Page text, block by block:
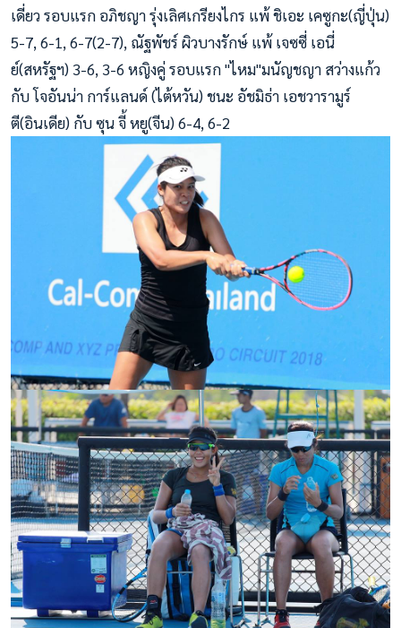
เดี่ยว รอบแรก อภิชญา รุ่งเลิศเกรียงไกร แพ้ ชิเอะ เคซูกะ(ญี่ปุ่น)
5-7, 6-1, 6-7(2-7), ณัฐพัชร์ ผิวบางรักษ์ แพ้ เจซซี่ เอนี่
ย์(สหรัฐฯ) 3-6, 3-6 หญิงคู่ รอบแรก "ไหม"มนัญชญา สว่างแก้ว
กับ โจอันน่า การ์แลนด์ (ไต้หวัน) ชนะ อัชมิธ่า เอชวารามูร์
ตี(อินเดีย) กับ ซุน จี้ หยู(จีน) 6-4, 6-2